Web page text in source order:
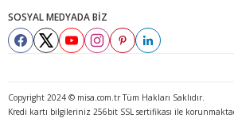
SOSYAL MEDYADA BİZ
Copyright 2024 © misa.com.tr Tüm Hakları Saklıdır.
Kredi kartı bilgileriniz 256bit SSL sertifikası ile